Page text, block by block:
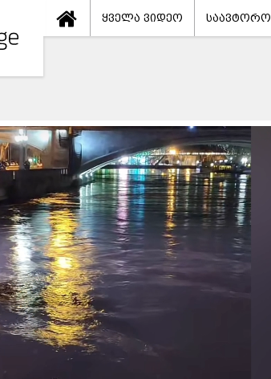
ყველა ვიდეო საავტორო